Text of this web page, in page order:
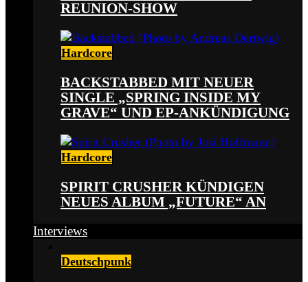
REUNION-SHOW
Hardcore
BACKSTABBED MIT NEUER
SINGLE „SPRING INSIDE MY
GRAVE“ UND EP-ANKÜNDIGUNG
Hardcore
SPIRIT CRUSHER KÜNDIGEN
NEUES ALBUM „FUTURE“ AN
Interviews
Deutschpunk